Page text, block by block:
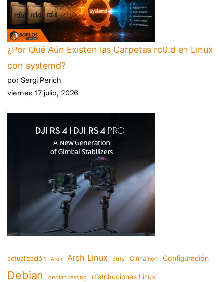
¿Por Qué Aún Existen las Carpetas rc0.d en Linux
con systemd?
por Sergi Perich
viernes 17 julio, 2026
actualización Arch Arch Linux Btrfs Cinnamon Configuración
Debian debian testing distribuciones Linux